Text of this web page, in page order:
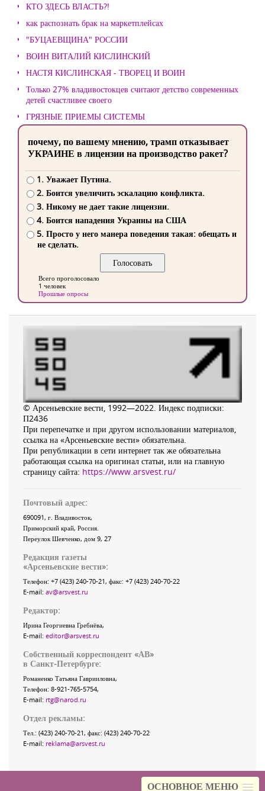
ОСНОВНОЕ МЕНЮ
КТО ЗДЕСЬ ВЛАСТЬ?!
как распознать брак на маркетплейсах
"БУЦАЕВЩИНА" РОССИИ
ВОИН ВИТАЛИЙ КИСЛИНСКИЙ
НАСТЯ КИСЛИНСКАЯ - ТВОРЕЦ И ВОИН
Только 27% владивостокцев считают детство современных
детей счастливее своего
ГРЯЗНЫЕ ПРИЕМЫ СИСТЕМЫ
почему, по вашему мнению, трамп отказывает
УКРАИНЕ в лицензии на производство ракет?
1. Уважает Путина.
2. Боится увеличить эскалацию конфликта.
3. Никому не дает такие лицензии.
4. Боится нападения Украины на США
5. Просто у него манера поведения такая: обещать и
не сделать.
Всего проголосовало
1 человек
Прошлые опросы
© Арсеньевские вести, 1992—2022. Индекс подписки:
П2436
При перепечатке и при другом использовании материалов,
ссылка на «Арсеньевские вести» обязательна.
При републикации в сети интернет так же обязательна
работающая ссылка на оригинал статьи, или на главную
страницу сайта: https://www.arsvest.ru/
Почтовый адрес:
690091, г. Владивосток,
Приморский край, Россия
Переулок Шевченко, дом 9, 27
Редакция газеты
«Арсеньевские вести»:
Телефон: +7 (423) 240-70-21, факс: +7 (423) 240-70-22
E-mail: av@arsvest.ru
Редактор:
Ирина Георгиевна Гребнёва,
E-mail: editor@arsvest.ru
Собственный корреспондент «АВ»
в Санкт-Петербурге:
Романенко Татьяна Гаврииловна,
Телефон: 8-921-765-5754,
E-mail: rtg@narod.ru
Отдел рекламы:
Тел.: (423) 240-70-21, факс: (423) 240-70-22
E-mail: reklama@arsvest.ru